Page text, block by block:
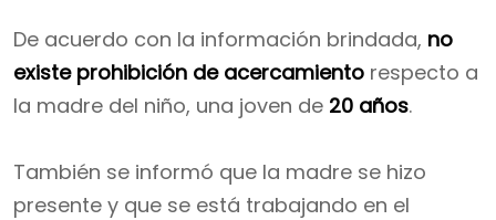
De acuerdo con la información brindada, no
existe prohibición de acercamiento respecto a
la madre del niño, una joven de 20 años.
También se informó que la madre se hizo
presente y que se está trabajando en el